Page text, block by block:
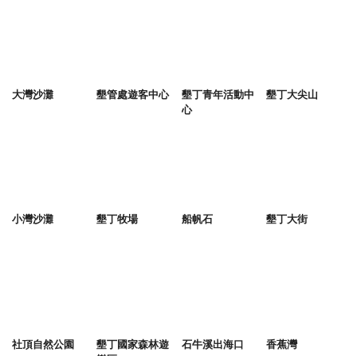
大灣沙灘 墾管處遊客中心
墾丁青年活動中
心
墾丁大尖山
小灣沙灘 墾丁牧場 船帆石 墾丁大街
社頂自然公園
墾丁國家森林遊
石牛溪出海口 香蕉灣